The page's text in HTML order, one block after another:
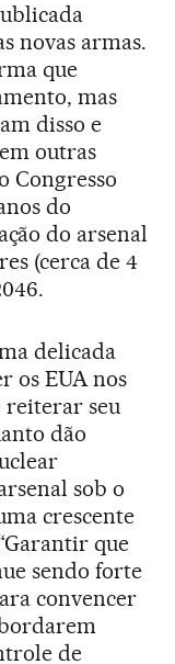
novas armas.
que
mas
disso e
outras
Congresso
do
do arsenal
(cerca de 4
delicada
os EUA nos
reiterar seu
dão
sob o
crescente
que
sendo forte
convencer
de